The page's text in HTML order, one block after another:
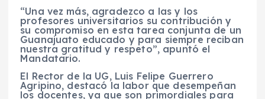
“Una vez más, agradezco a las y los
profesores universitarios su contribución y
su compromiso en esta tarea conjunta de un
Guanajuato educado y para siempre reciban
nuestra gratitud y respeto”, apuntó el
Mandatario.
El Rector de la UG, Luis Felipe Guerrero
Agripino, destacó la labor que desempeñan
los docentes, ya que son primordiales para